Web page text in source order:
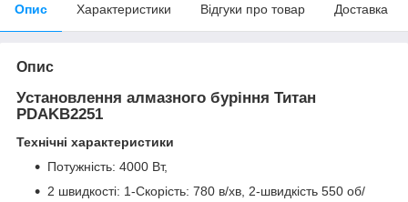
Опис Характеристики Відгуки про товар Доставка
Опис
Установлення алмазного буріння Титан
PDAKB2251
Технічні характеристики
Потужність: 4000 Вт,
2 швидкості: 1-Скорість: 780 в/хв, 2-швидкість 550 об/